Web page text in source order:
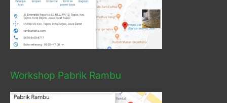
Workshop Pabrik Rambu